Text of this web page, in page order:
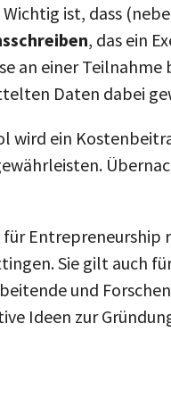
Wichtig ist, dass
, das ein
an einer Teilnahme
Daten dabei
wird ein
Entrepreneurship
Sie gilt auch
und
Ideen zur